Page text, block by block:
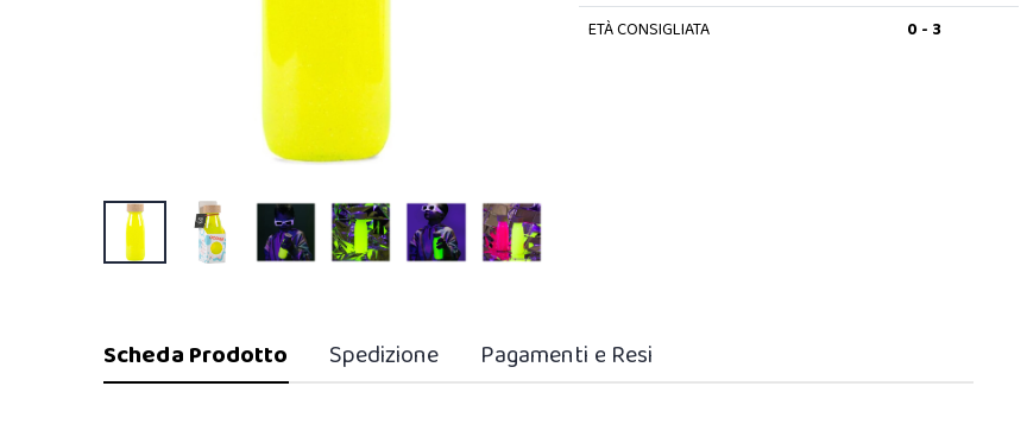
ETÀ CONSIGLIATA 0 - 3
Scheda Prodotto Spedizione Pagamenti e Resi